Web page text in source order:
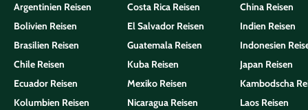
Argentinien Reisen
Bolivien Reisen
Brasilien Reisen
Chile Reisen
Ecuador Reisen
Kolumbien Reisen
Costa Rica Reisen
El Salvador Reisen
Guatemala Reisen
Kuba Reisen
Mexiko Reisen
Nicaragua Reisen
China Reisen
Indien Reisen
Indonesien
Japan Reisen
Kambodscha
Laos Reisen